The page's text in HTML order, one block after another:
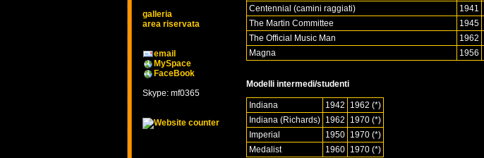
galleria
area riservata
email
MySpace
FaceBook
Skype: mf0365
Centennial (camini raggiati)
1941
The Martin Committee
1945
The Official Music Man
1962
Magna
1956
Modelli intermedi/studenti
Indiana 1942
1962 (*)
Indiana (Richards) 1962
1970 (*)
Imperial
1950 1970 (*)
Medalist
1960 1970 (*)